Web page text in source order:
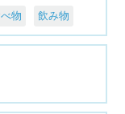
物 飲み物